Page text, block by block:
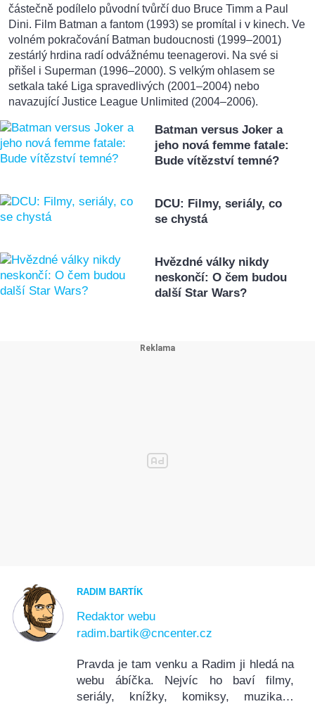
částečně podílelo původní tvůrčí duo Bruce Timm a Paul
Dini. Film Batman a fantom (1993) se promítal i v kinech. Ve
volném pokračování Batman budoucnosti (1999–2001)
zestárlý hrdina radí odvážnému teenagerovi. Na své si
přišel i Superman (1996–2000). S velkým ohlasem se
setkala také Liga spravedlivých (2001–2004) nebo
navazující Justice League Unlimited (2004–2006).
Batman versus Joker a
jeho nová femme fatale:
Bude vítězství temné?
DCU: Filmy, seriály, co
se chystá
Hvězdné války nikdy
neskončí: O čem budou
další Star Wars?
RADIM BARTÍK
Redaktor webu
radim.bartik@cncenter.cz
Pravda je tam venku a Radim ji hledá na
webu ábíčka. Nejvíc ho baví filmy,
seriály, knížky, komiksy, muzika…